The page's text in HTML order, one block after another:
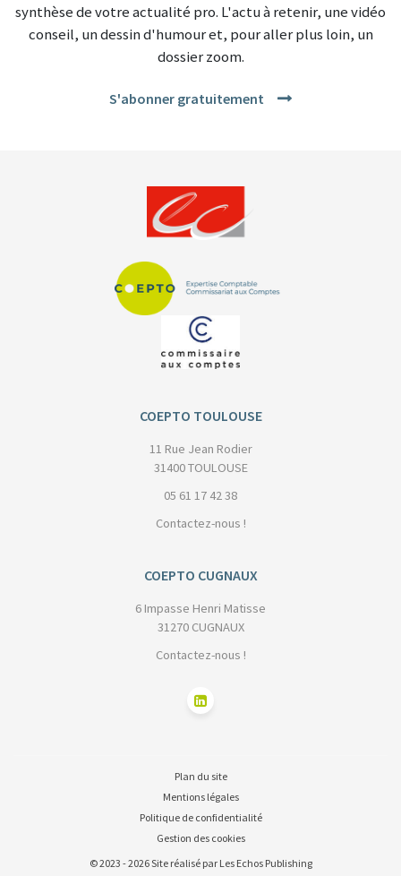
synthèse de votre actualité pro. L'actu à retenir, une vidéo
conseil, un dessin d'humour et, pour aller plus loin, un
dossier zoom.
S'abonner gratuitement
COEPTO TOULOUSE
11 Rue Jean Rodier
31400 TOULOUSE
05 61 17 42 38
Contactez-nous !
COEPTO CUGNAUX
6 Impasse Henri Matisse
31270 CUGNAUX
Contactez-nous !
Plan du site
Mentions légales
Politique de confidentialité
Gestion des cookies
© 2023 - 2026 Site réalisé par Les Echos Publishing